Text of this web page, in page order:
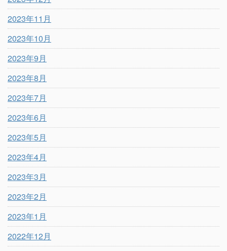
2023年11月
2023年10月
2023年9月
2023年8月
2023年7月
2023年6月
2023年5月
2023年4月
2023年3月
2023年2月
2023年1月
2022年12月